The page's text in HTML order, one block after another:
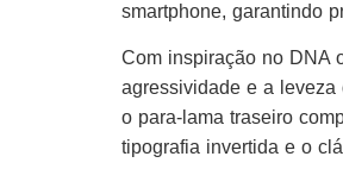
smartphone, garantindo
Com inspiração no DNA
agressividade e a leveza
o para-lama traseiro
tipografia invertida e o